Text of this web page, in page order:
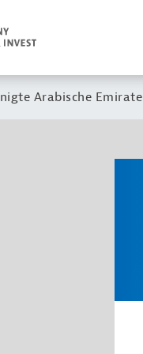
Arabische Emirate